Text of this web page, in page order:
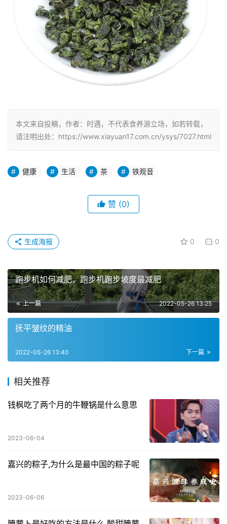
本文来自投稿，作者：时遇，不代表食养源立场，如若转载，
请注明出处：https://www.xiayuan17.com.cn/ysys/7027.html
健康 生活 茶 铁观音
赞 (0)
0 0
生成海报
跑步机如何减肥，跑步机跑步坡度最减肥
上一篇 2022-05-26 13:25
抚平皱纹的精油
下一篇
2022-05-26 13:40
相关推荐
钱枫吃了两个月的牛鞭锅是什么意思
2023-06-04
嘉兴的粽子,为什么是最中国的粽子呢
2023-06-06